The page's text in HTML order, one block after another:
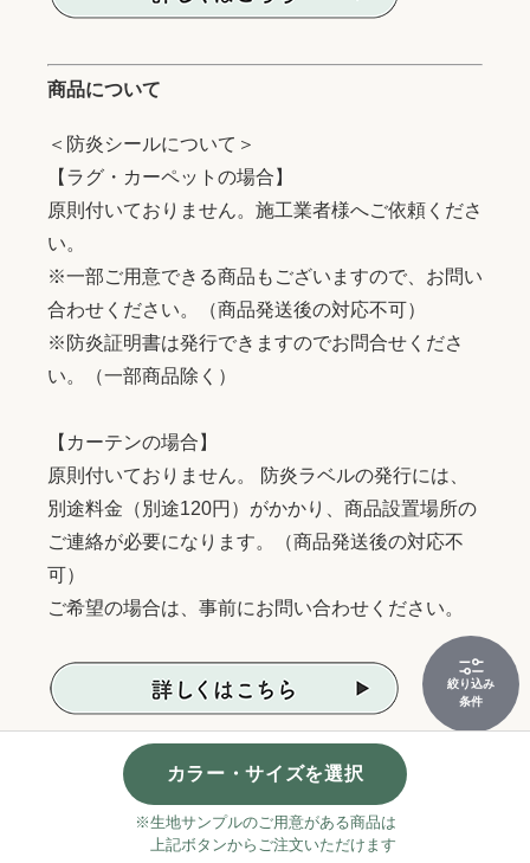
絞り込み
条件
カラー・サイズを選択
※生地サンプルのご用意がある商品は
上記ボタンからご注文いただけます
商品について
＜防炎シールについて＞
【ラグ・カーペットの場合】
原則付いておりません。施工業者様へご依頼くださ
い。
※一部ご用意できる商品もございますので、お問い
合わせください。（商品発送後の対応不可）
※防炎証明書は発行できますのでお問合せくださ
い。（一部商品除く）
【カーテンの場合】
原則付いておりません。 防炎ラベルの発行には、
別途料金（別途120円）がかかり、商品設置場所の
ご連絡が必要になります。（商品発送後の対応不
可）
ご希望の場合は、事前にお問い合わせください。
キャンセル・注文内容変更について
ご注文をいただいた時点で、出荷準備・製作等に入